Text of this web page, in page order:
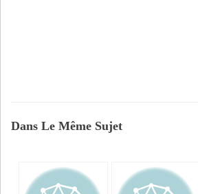
Dans Le Même Sujet